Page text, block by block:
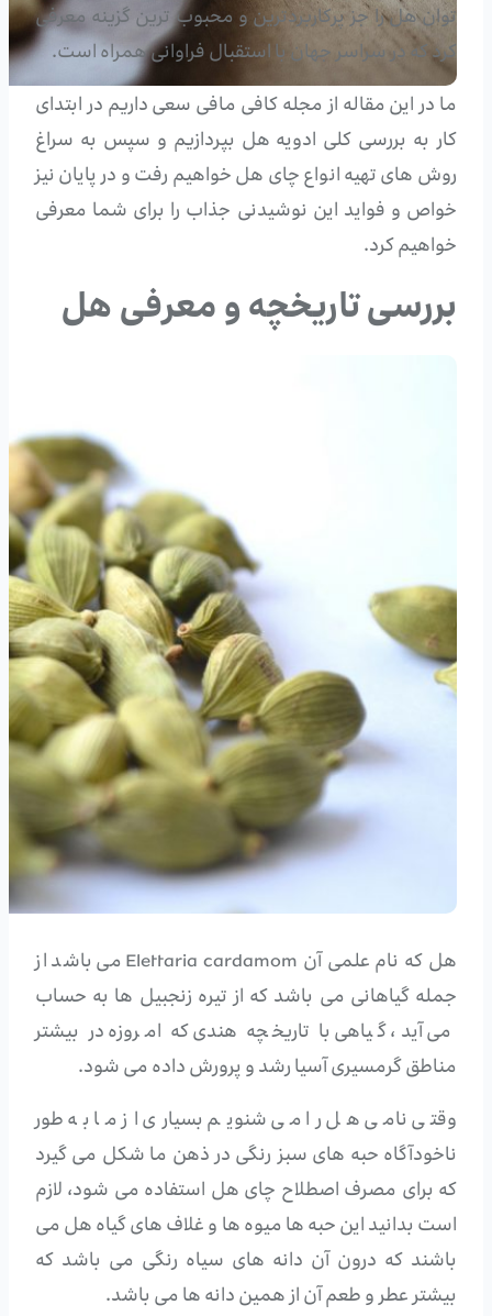
توان هل را جز پرکاربردترین و محبوب ترین گزینه معرفی
کرد که در سراسر جهان با استقبال فراوانی همراه است.
ما در این مقاله از مجله کافی مافی سعی داریم در ابتدای
کار به بررسی کلی ادویه هل بپردازیم و سپس به سراغ
روش های تهیه انواع چای هل خواهیم رفت و در پایان نیز
خواص و فواید این نوشیدنی جذاب را برای شما معرفی
خواهیم کرد.
بررسی تاریخچه و معرفی هل
هل که نام علمی آن Elettaria cardamom می باشد از
جمله گیاهانی می باشد که از تیره زنجبیل ها به حساب
می آید، گیاهی با تاریخچه هندی که امروزه در بیشتر
مناطق گرمسیری آسیا رشد و پرورش داده می شود.
وقتی نامی هل را می شنویم بسیاری از ما به طور
ناخودآگاه حبه های سبز رنگی در ذهن ما شکل می گیرد
که برای مصرف اصطلاح چای هل استفاده می شود، لازم
است بدانید این حبه ها میوه ها و غلاف های گیاه هل می
باشند که درون آن دانه های سیاه رنگی می باشد که
بیشتر عطر و طعم آن از همین دانه ها می باشد.